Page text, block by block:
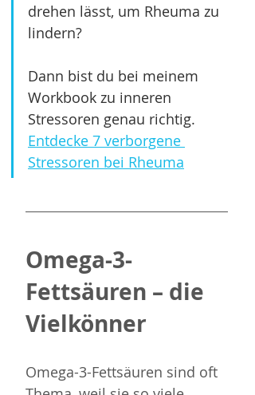
drehen lässt, um Rheuma zu
lindern?
Dann bist du bei meinem
Workbook zu inneren
Stressoren genau richtig.
Entdecke 7 verborgene
Stressoren bei Rheuma
Omega-3-
Fettsäuren – die
Vielkönner
Omega-3-Fettsäuren sind oft